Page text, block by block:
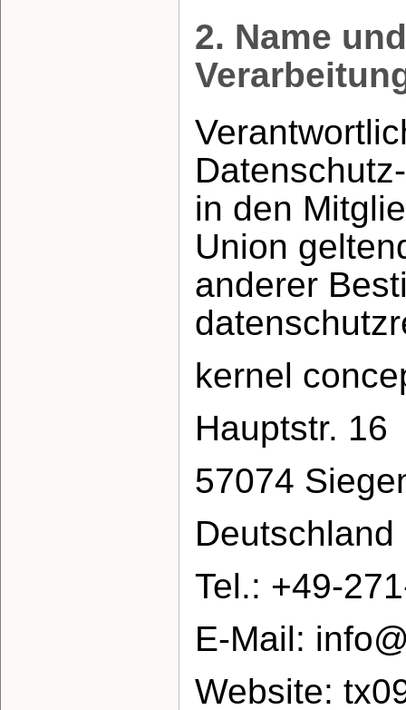
2. Name
in den
Union
anderer
kernel
Hauptstr. 16
57074
Deutschland
Tel.: +49-
E-Mail:
Website: